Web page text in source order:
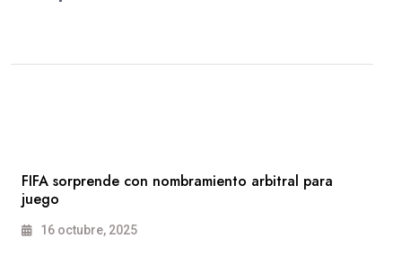
FIFA sorprende con nombramiento arbitral para
juego
16 octubre, 2025